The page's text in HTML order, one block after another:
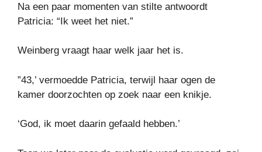
Na een paar momenten van stilte antwoordt
Patricia: “Ik weet het niet.”
Weinberg vraagt ​​haar welk jaar het is.
”43,’ vermoedde Patricia, terwijl haar ogen de
kamer doorzochten op zoek naar een knikje.
‘God, ik moet daarin gefaald hebben.’